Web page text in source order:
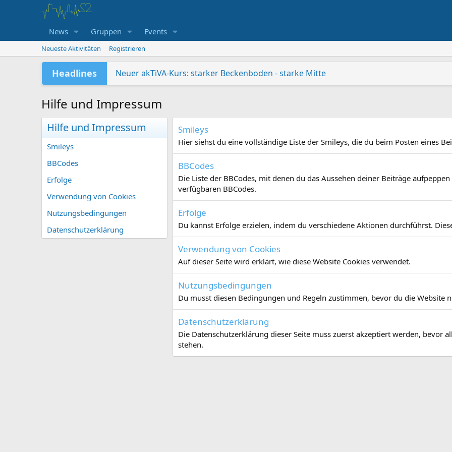
News Gruppen Events
Neueste Aktivitäten Registrieren
Headlines
Neuer akTiVA-Kurs: starker Beckenboden - starke Mitte
Hilfe und Impressum
Hilfe und Impressum
Smileys
BBCodes
Erfolge
Verwendung von Cookies
Nutzungsbedingungen
Datenschutzerklärung
Smileys
Hier siehst du eine vollständige Liste der Smileys, die du beim Posten eines
BBCodes
Die Liste der BBCodes, mit denen du das Aussehen deiner Beiträge
verfügbaren BBCodes.
Erfolge
Du kannst Erfolge erzielen, indem du verschiedene Aktionen durchführst.
Verwendung von Cookies
Auf dieser Seite wird erklärt, wie diese Website Cookies verwendet.
Nutzungsbedingungen
Du musst diesen Bedingungen und Regeln zustimmen, bevor du die Website
Datenschutzerklärung
Die Datenschutzerklärung dieser Seite muss zuerst akzeptiert werden, bevor
stehen.